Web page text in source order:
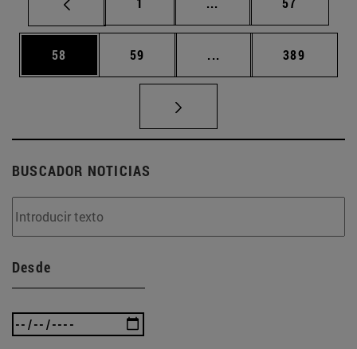
Página
58 Página
59 ... Páginas intermedias
Página
389
BUSCADOR NOTICIAS
Desde